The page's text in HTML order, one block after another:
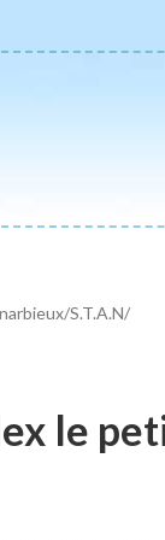
/S.T.A.N/
le